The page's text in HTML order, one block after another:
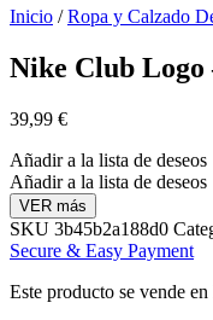
Inicio /Ropa y Calzado
Nike Club
39,99 €
Añadir a la lista de deseos
Añadir a la lista de deseos
VER más
SKU 3b45b2a188d0
Secure & Easy Payment
Este producto se vende